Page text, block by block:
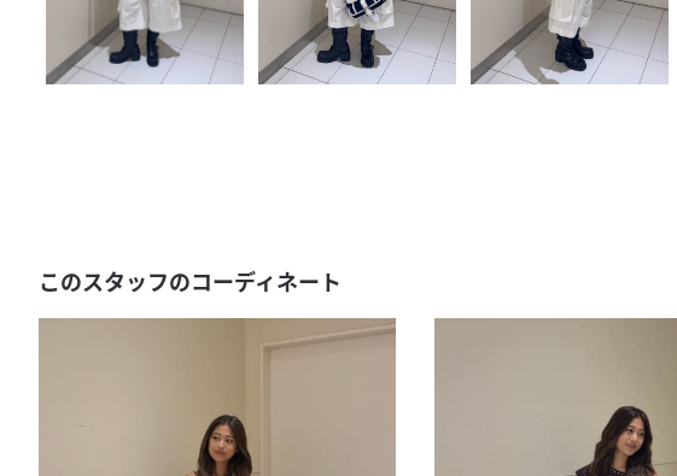
このスタッフのコーディネート